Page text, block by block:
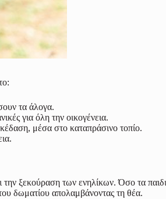
τα άλογα.
για όλη την οικογένεια.
μέσα στο καταπράσινο τοπίο.
ξεκούραση των ενηλίκων. Όσο τα
δωματίου απολαμβάνοντας τη θέα.